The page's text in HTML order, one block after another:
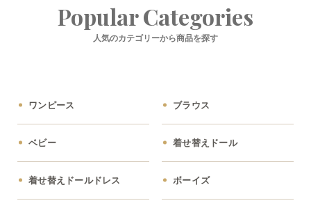
Popular Categories
人気のカテゴリーから商品を探す
ワンピース ブラウス
ベビー 着せ替えドール
着せ替えドールドレス ボーイズ